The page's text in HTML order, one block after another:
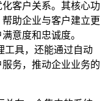
客户关系。其核心功
助企业与客户建立更
意度和忠诚度。
工具，还能通过自动
务，推动企业业务的